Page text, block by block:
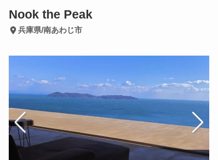
Nook the Peak
兵庫県/南あわじ市